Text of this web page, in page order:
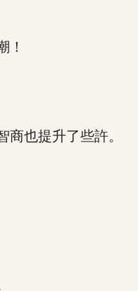
！
也提升了些許。